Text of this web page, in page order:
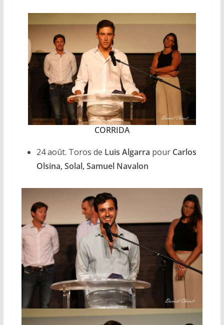
CORRIDA
24 août. Toros de Luis Algarra pour Carlos
Olsina, Solal, Samuel Navalon